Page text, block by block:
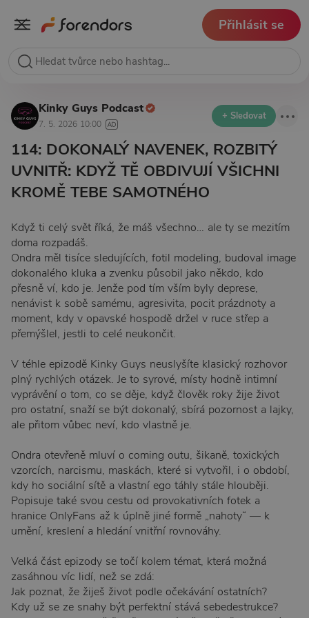
Přihlásit se
Kinky Guys Podcast
7. 5. 2026 10:00
+ Sledovat
114: DOKONALÝ NAVENEK, ROZBITÝ
UVNITŘ: KDYŽ TĚ OBDIVUJÍ VŠICHNI
KROMĚ TEBE SAMOTNÉHO
Když ti celý svět říká, že máš všechno… ale ty se mezitím
doma rozpadáš.
Ondra měl tisíce sledujících, fotil modeling, budoval image
dokonalého kluka a zvenku působil jako někdo, kdo
přesně ví, kdo je. Jenže pod tím vším byly deprese,
nenávist k sobě samému, agresivita, pocit prázdnoty a
moment, kdy v opavské hospodě držel v ruce střep a
přemýšlel, jestli to celé neukončit.
V téhle epizodě Kinky Guys neuslyšíte klasický rozhovor
plný rychlých otázek. Je to syrové, místy hodně intimní
vyprávění o tom, co se děje, když člověk roky žije život
pro ostatní, snaží se být dokonalý, sbírá pozornost a lajky,
ale přitom vůbec neví, kdo vlastně je.
Ondra otevřeně mluví o coming outu, šikaně, toxických
vzorcích, narcismu, maskách, které si vytvořil, i o období,
kdy ho sociální sítě a vlastní ego táhly stále hlouběji.
Popisuje také svou cestu od provokativních fotek a
hranice OnlyFans až k úplně jiné formě „nahoty“ — k
umění, kreslení a hledání vnitřní rovnováhy.
Velká část epizody se točí kolem témat, která možná
zasáhnou víc lidí, než se zdá:
Jak poznat, že žiješ život podle očekávání ostatních?
Kdy už se ze snahy být perfektní stává sebedestrukce?